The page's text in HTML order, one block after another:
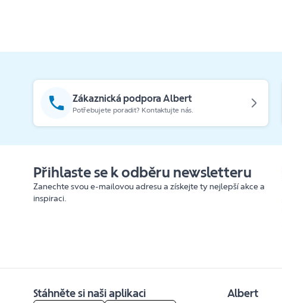
Zákaznická podpora Albert
Potřebujete poradit? Kontaktujte nás.
Přihlaste se k odběru newsletteru
Zanechte svou e-mailovou adresu a získejte ty nejlepší akce a
inspiraci.
Stáhněte si naši aplikaci Albert